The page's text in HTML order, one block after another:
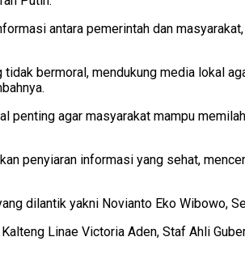
antara pemerintah dan
tidak bermoral, mendukung media lokal
penting agar masyarakat mampu
penyiaran informasi yang sehat,
dilantik yakni Novianto Eko Wibowo,
Linae Victoria Aden, Staf Ahli